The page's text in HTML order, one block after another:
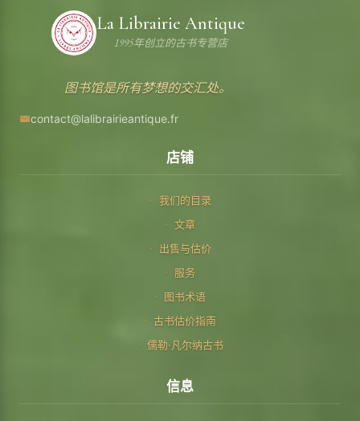
La Librairie Antique
1995年创立的古书专营店
图书馆是所有梦想的交汇处。
contact@lalibrairieantique.fr
店铺
我们的目录
文章
出售与估价
服务
图书术语
古书估价指南
儒勒·凡尔纳古书
信息